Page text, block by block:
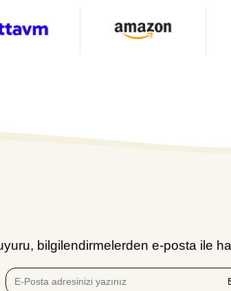
bilgilendirmelerden e-posta ile